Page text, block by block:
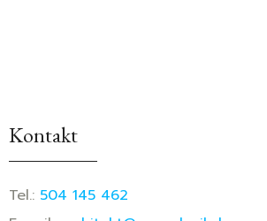
Kontakt
Tel.: 504 145 462